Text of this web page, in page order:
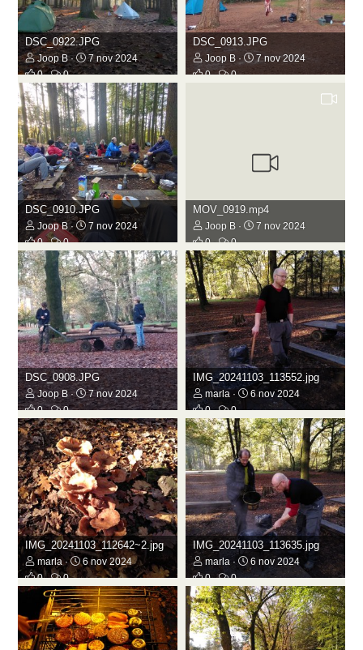
DSC_0922.JPG
Joop B
7 nov 2024
0
0
DSC_0913.JPG
Joop B
7 nov 2024
0
0
DSC_0910.JPG
Joop B
7 nov 2024
0
0
MOV_0919.mp4
Joop B
7 nov 2024
0
0
DSC_0908.JPG
Joop B
7 nov 2024
0
0
IMG_20241103_113552.jpg
marla
6 nov 2024
0
0
IMG_20241103_112642~2.jpg
marla
6 nov 2024
0
0
IMG_20241103_113635.jpg
marla
6 nov 2024
0
0